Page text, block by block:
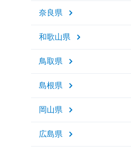
奈良県
和歌山県
鳥取県
島根県
岡山県
広島県